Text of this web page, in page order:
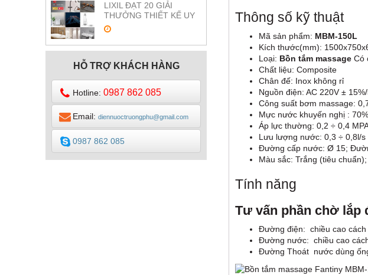
LIXIL ĐẠT 20 GIẢI
THƯỞNG THIẾT KẾ UY
TÍN RED DOT VÀ IF
DESIGN
HỖ TRỢ KHÁCH HÀNG
Hotline: 0987 862 085
Email: diennuoctruongphu@gmail.com
0987 862 085
Thông số kỹ thuật
Mã sản phẩm: MBM-150L
Kích thước(mm):
Loại: Bồn tắm massage Có
Chất liệu: Composite
Chân đế: Inox không rỉ
Nguồn điện: AC 220V ±
Công suất bơm massage:
Mực nước khuyến nghị :
Áp lực thường: 0,2 ÷ 0,4
Lưu lượng nước: 0,3 ÷ 0,8l/s
Đường cấp nước: Ø 15;
Màu sắc: Trắng (tiêu
Tính năng
Tư vấn phần chờ lắp
Đường điện: chiều cao cách
Đường nước: chiều cao
Đường Thoát nước dùng